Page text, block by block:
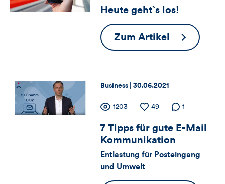
für
Views,
Likes
und
Kommentare
dieses
Artikels
Views
Likes
Heute geht`s los!
Zum Artikel
Heute
geht`s
Thema:
Business | Datum:
30.06.2021
Zähler
für
Views,
Likes
Anzahl
Views
1203
Anzahl
Likes
49
Anzahl der
1
7 Tipps für gute E-Mail
Kommunikation
Entlastung für Posteingang
und Umwelt